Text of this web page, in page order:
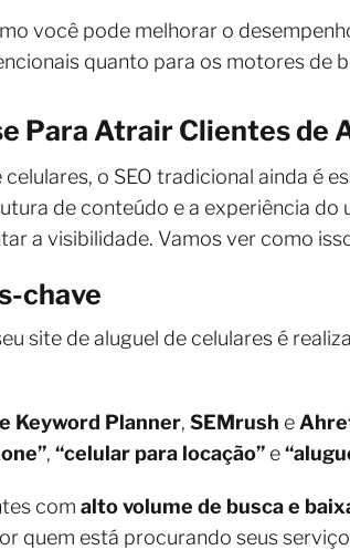
você pode melhorar o
quanto para os motores de
Para Atrair Clientes de
o SEO tradicional ainda é
de conteúdo e a experiência
a visibilidade. Vamos ver como
chave
site de aluguel de celulares é
Keyword Planner, SEMrush e
, “celular para locação” e
com alto volume de busca e
quem está procurando seus